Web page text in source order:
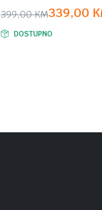
399,00KM
Original
price
339,00
Current
price
DOSTUPNO